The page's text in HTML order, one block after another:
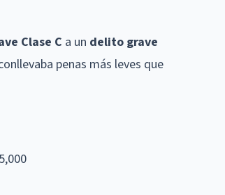
Clase C a un delito grave
penas más leves que